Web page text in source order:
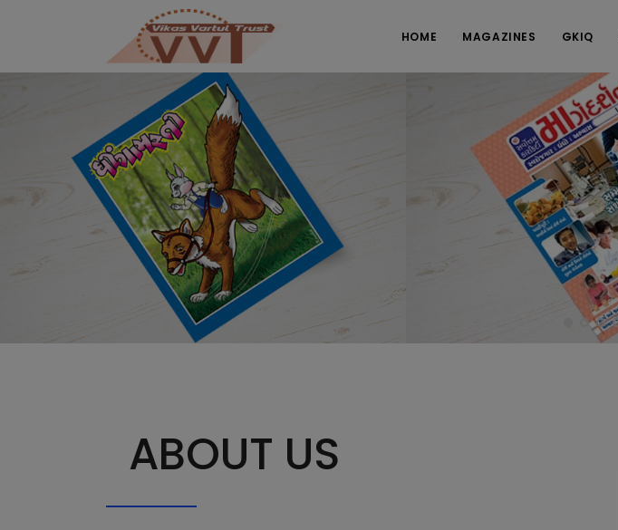
HOME MAGAZINES GKIQ
ABOUT US